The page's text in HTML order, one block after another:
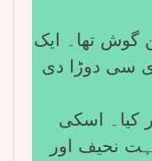
گوش تھا۔ ایک
سی دوڑا دی
کیا۔ اسکی
نحیف اور